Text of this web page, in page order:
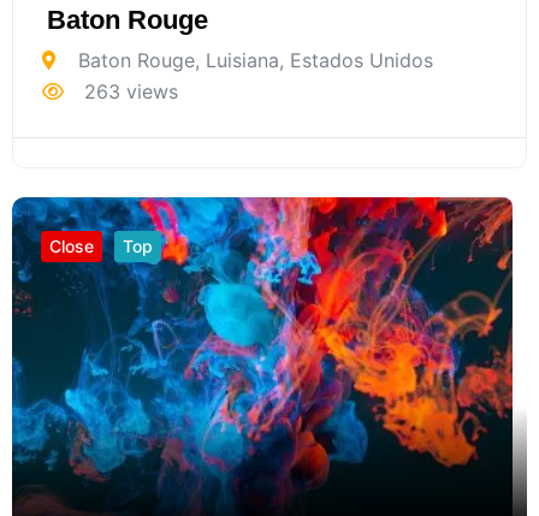
Baton Rouge
Baton Rouge, Luisiana, Estados Unidos
263 views
Close Top